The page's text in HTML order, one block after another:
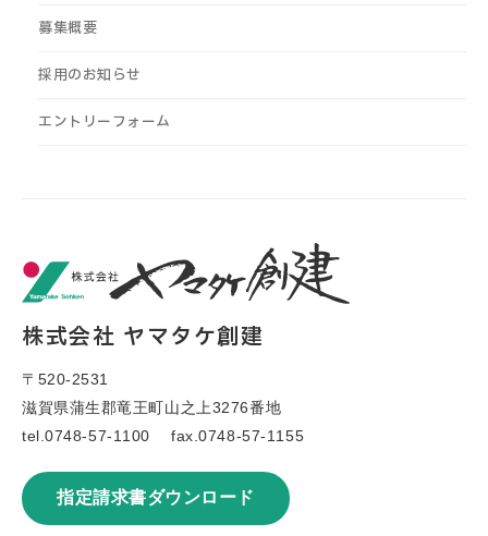
株式会社 ヤマタケ創建
〒520-2531
滋賀県蒲生郡竜王町山之上3276番地
tel.0748-57-1100 fax.0748-57-1155
指定請求書ダウンロード
募集概要
採用のお知らせ
エントリーフォーム